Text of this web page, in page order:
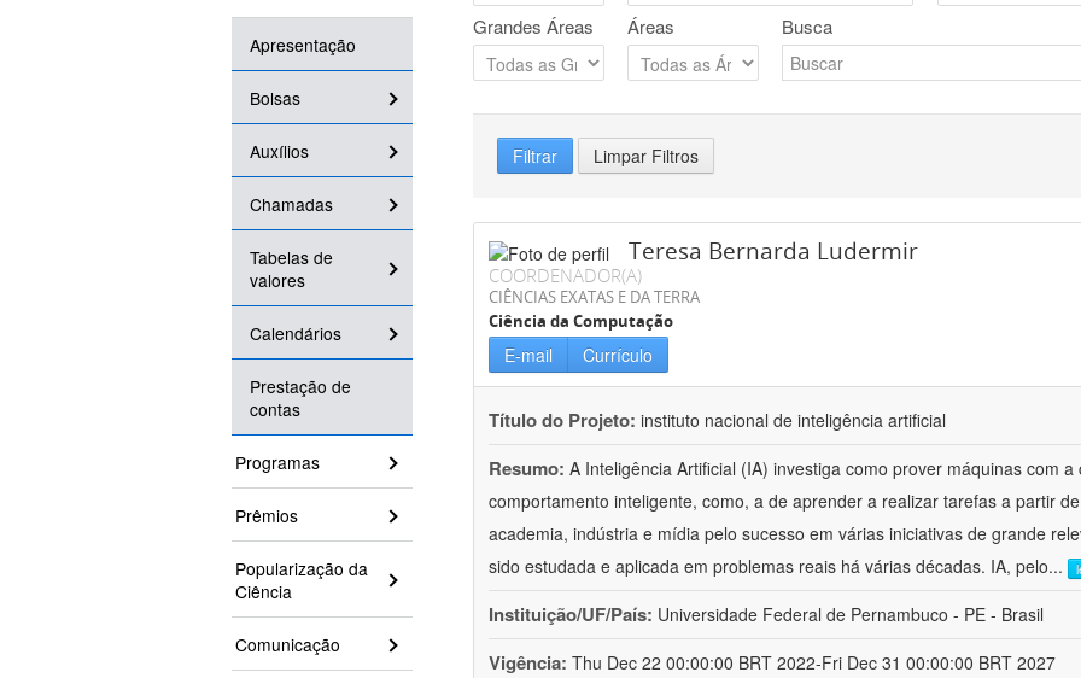
Apresentação
Bolsas
Auxílios
Chamadas
Tabelas de
valores
Calendários
Prestação de
contas
Programas
Prêmios
Popularização da
Ciência
Comunicação
Grandes Áreas Áreas Busca
Filtrar Limpar Filtros
Teresa Bernarda Ludermir
COORDENADOR(A)
CIÊNCIAS EXATAS E DA TERRA
Ciência da Computação
E-mail Currículo
Título do Projeto: instituto nacional de inteligência artificial
Resumo: A Inteligência Artificial (IA) investiga como prover máquinas com
comportamento inteligente, como, a de aprender a realizar tarefas a partir
academia, indústria e mídia pelo sucesso em várias iniciativas de grande
sido estudada e aplicada em problemas reais há várias décadas. IA, pelo...
Instituição/UF/País: Universidade Federal de Pernambuco - PE - Brasil
Vigência: Thu Dec 22 00:00:00 BRT 2022-Fri Dec 31 00:00:00 BRT 2027